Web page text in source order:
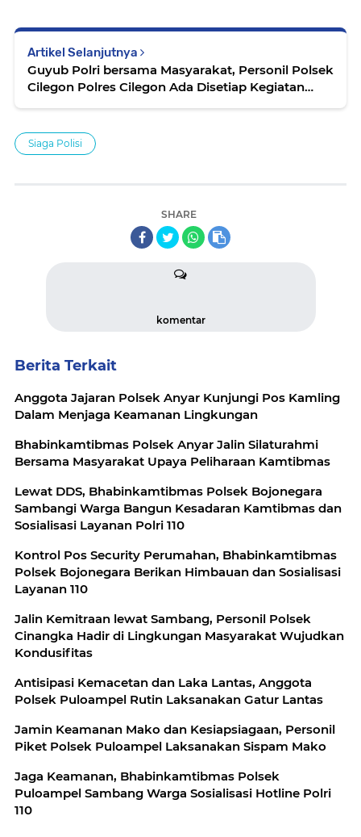
Artikel Selanjutnya
Guyub Polri bersama Masyarakat, Personil Polsek
Cilegon Polres Cilegon Ada Disetiap Kegiatan
Siaga Polisi
SHARE
komentar
Berita Terkait
Anggota Jajaran Polsek Anyar Kunjungi Pos Kamling
Dalam Menjaga Keamanan Lingkungan
Bhabinkamtibmas Polsek Anyar Jalin Silaturahmi
Bersama Masyarakat Upaya Peliharaan Kamtibmas
Lewat DDS, Bhabinkamtibmas Polsek Bojonegara
Sambangi Warga Bangun Kesadaran Kamtibmas dan
Sosialisasi Layanan Polri 110
Kontrol Pos Security Perumahan, Bhabinkamtibmas
Polsek Bojonegara Berikan Himbauan dan Sosialisasi
Layanan 110
Jalin Kemitraan lewat Sambang, Personil Polsek
Cinangka Hadir di Lingkungan Masyarakat Wujudkan
Kondusifitas
Antisipasi Kemacetan dan Laka Lantas, Anggota
Polsek Puloampel Rutin Laksanakan Gatur Lantas
Jamin Keamanan Mako dan Kesiapsiagaan, Personil
Piket Polsek Puloampel Laksanakan Sispam Mako
Jaga Keamanan, Bhabinkamtibmas Polsek
Puloampel Sambang Warga Sosialisasi Hotline Polri
110